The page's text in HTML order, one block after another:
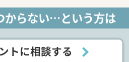
からない…という方は
トに相談する